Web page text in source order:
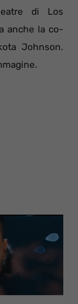
di Los
anche la co-
Johnson.